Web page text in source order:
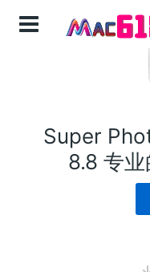
Super
8.8 专